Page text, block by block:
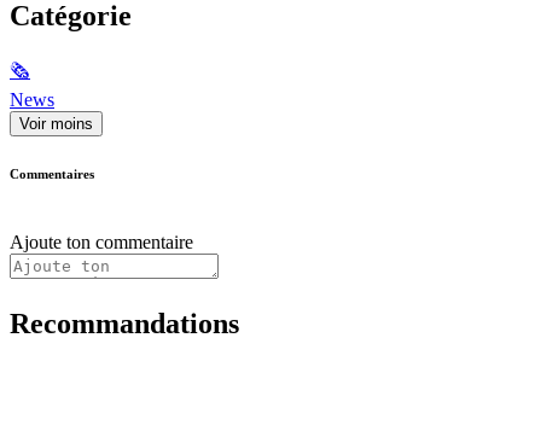
Catégorie
🗞
News
Voir moins
Commentaires
Ajoute ton commentaire
Recommandations